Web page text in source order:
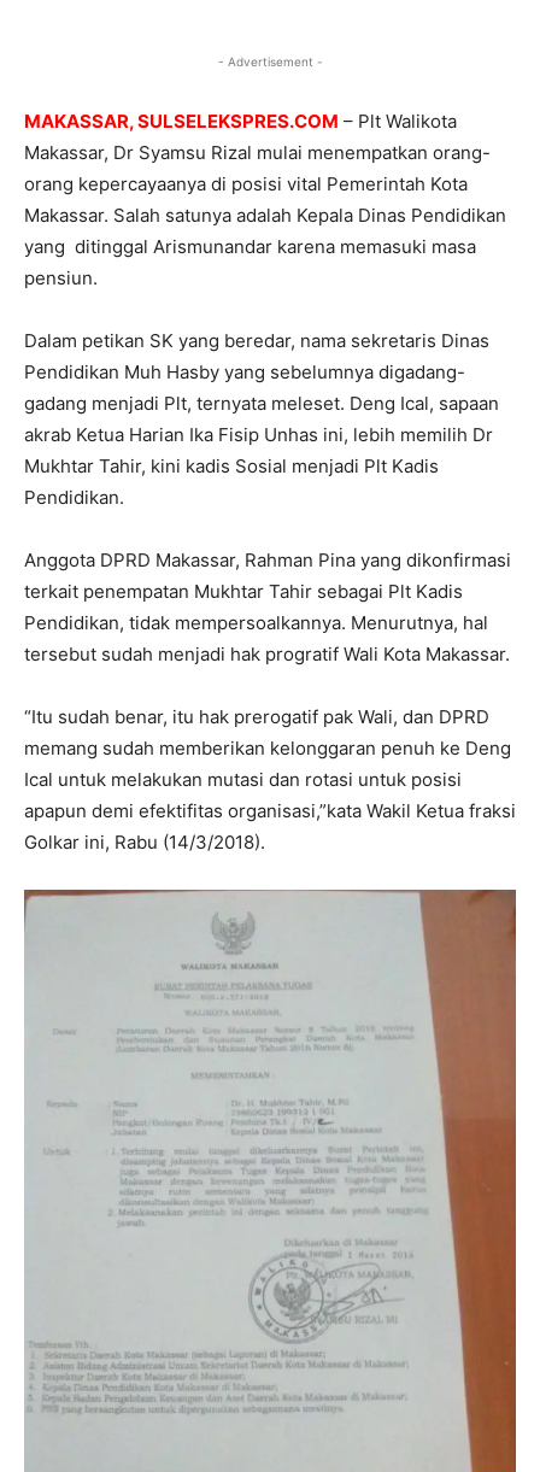
- Advertisement -
MAKASSAR, SULSELEKSPRES.COM – Plt Walikota
Makassar, Dr Syamsu Rizal mulai menempatkan orang-
orang kepercayaanya di posisi vital Pemerintah Kota
Makassar. Salah satunya adalah Kepala Dinas Pendidikan
yang ditinggal Arismunandar karena memasuki masa
pensiun.
Dalam petikan SK yang beredar, nama sekretaris Dinas
Pendidikan Muh Hasby yang sebelumnya digadang-
gadang menjadi Plt, ternyata meleset. Deng Ical, sapaan
akrab Ketua Harian Ika Fisip Unhas ini, lebih memilih Dr
Mukhtar Tahir, kini kadis Sosial menjadi Plt Kadis
Pendidikan.
Anggota DPRD Makassar, Rahman Pina yang dikonfirmasi
terkait penempatan Mukhtar Tahir sebagai Plt Kadis
Pendidikan, tidak mempersoalkannya. Menurutnya, hal
tersebut sudah menjadi hak progratif Wali Kota Makassar.
“Itu sudah benar, itu hak prerogatif pak Wali, dan DPRD
memang sudah memberikan kelonggaran penuh ke Deng
Ical untuk melakukan mutasi dan rotasi untuk posisi
apapun demi efektifitas organisasi,”kata Wakil Ketua fraksi
Golkar ini, Rabu (14/3/2018).